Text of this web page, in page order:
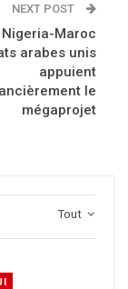
NEXT POST
Maroc
arabes unis
appuient
le
mégaprojet
Tout